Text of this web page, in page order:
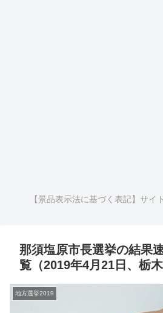
【景品表示法に基づく表記】サイ
那須塩原市長選挙の結果
覧（2019年4月21日、栃木
地方選挙2019